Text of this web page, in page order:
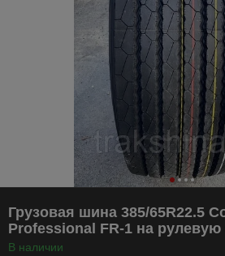
Грузовая шина 385/65R22.5
Professional FR-1 на рулевую
В наличии